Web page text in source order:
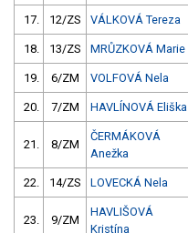
17. 12/ZS VÁLKOVÁ Tereza
18. 13/ZS MRŮZKOVÁ Marie
19. 6/ZM VOLFOVÁ Nela
20. 7/ZM HAVLÍNOVÁ Eliška
21. 8/ZM
ČERMÁKOVÁ
Anežka
22. 14/ZS LOVECKÁ Nela
23. 9/ZM
HAVLIŠOVÁ
Kristína